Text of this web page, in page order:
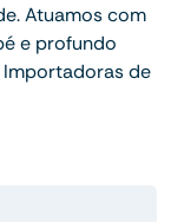
Atuamos com
e profundo
de